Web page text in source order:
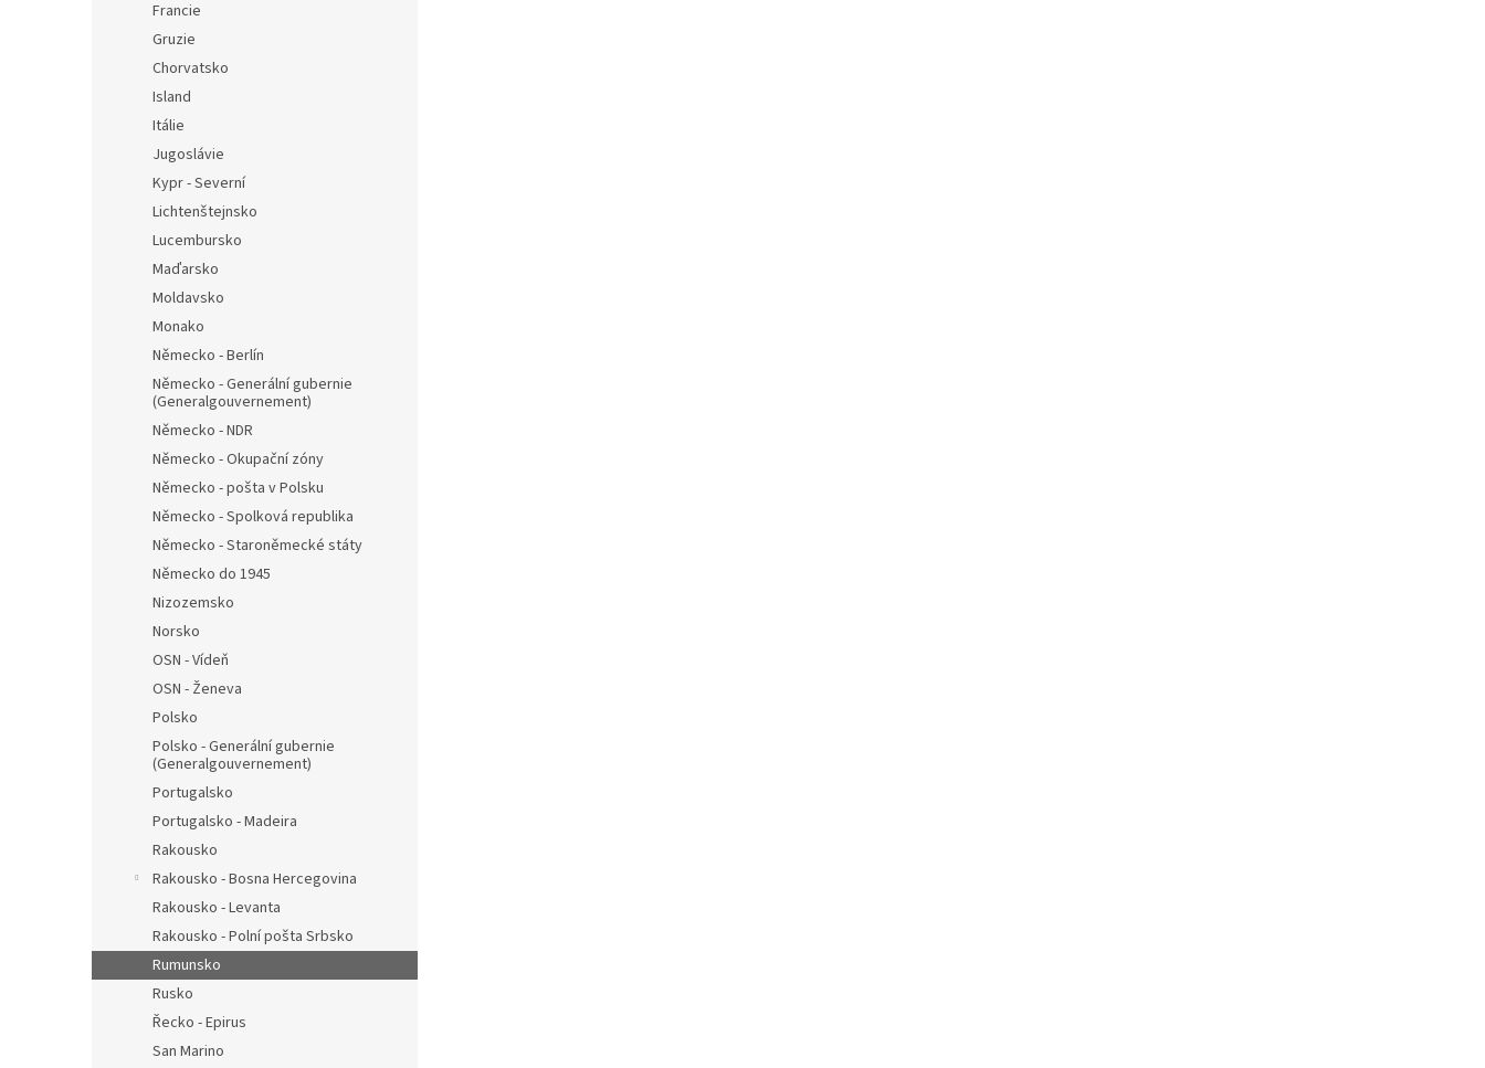
Francie
Gruzie
Chorvatsko
Island
Itálie
Jugoslávie
Kypr - Severní
Lichtenštejnsko
Lucembursko
Maďarsko
Moldavsko
Monako
Německo - Berlín
Německo - Generální gubernie
(Generalgouvernement)
Německo - NDR
Německo - Okupační zóny
Německo - pošta v Polsku
Německo - Spolková republika
Německo - Staroněmecké státy
Německo do 1945
Nizozemsko
Norsko
OSN - Vídeň
OSN - Ženeva
Polsko
Polsko - Generální gubernie
(Generalgouvernement)
Portugalsko
Portugalsko - Madeira
Rakousko
Rakousko - Bosna Hercegovina
Rakousko - Levanta
Rakousko - Polní pošta Srbsko
Rumunsko
Rusko
Řecko - Epirus
San Marino